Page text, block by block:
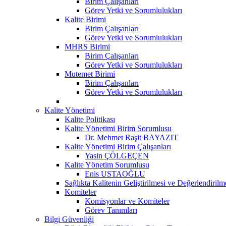
Görev Yetki ve Sorumlulukları
Kalite Birimi
Birim Çalışanları
Görev Yetki ve Sorumlulukları
MHRS Birimi
Birim Çalışanları
Görev Yetki ve Sorumlulukları
Mutemet Birimi
Birim Çalışanları
Görev Yetki ve Sorumlulukları
Kalite Yönetimi
Kalite Politikası
Kalite Yönetimi Birim Sorumlusu
Dr. Mehmet Raşit BAYAZIT
Kalite Yönetimi Birim Çalışanları
Yasin ÇÖLGEÇEN
Kalite Yönetim Sorumlusu
Enis USTAOĞLU
Sağlıkta Kalitenin Geliştirilmesi ve
Komiteler
Komisyonlar ve Komiteler
Görev Tanımları
Bilgi Güvenliği